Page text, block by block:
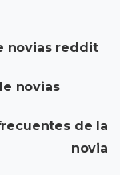
novias reddit
novias
de la
novia